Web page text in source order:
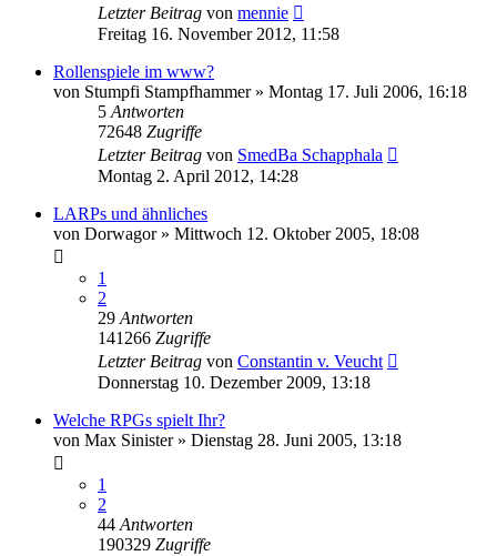
Letzter Beitrag von mennie
Freitag 16. November 2012, 11:58
Rollenspiele im www?
von Stumpfi Stampfhammer» Montag 17. Juli 2006, 16:18
5 Antworten
72648 Zugriffe
Letzter Beitrag von SmedBa Schapphala
Montag 2. April 2012, 14:28
LARPs und ähnliches
von Dorwagor» Mittwoch 12. Oktober 2005, 18:08
1
2
29 Antworten
141266 Zugriffe
Letzter Beitrag von Constantin v. Veucht
Donnerstag 10. Dezember 2009, 13:18
Welche RPGs spielt Ihr?
von Max Sinister» Dienstag 28. Juni 2005, 13:18
1
2
44 Antworten
190329 Zugriffe